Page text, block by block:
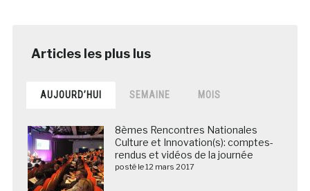
AUJOURD’HUI SEMAINE MOIS
8èmes Rencontres Nationales
Culture et Innovation(s): comptes-
rendus et vidéos de la journée
posté le 12 mars 2017